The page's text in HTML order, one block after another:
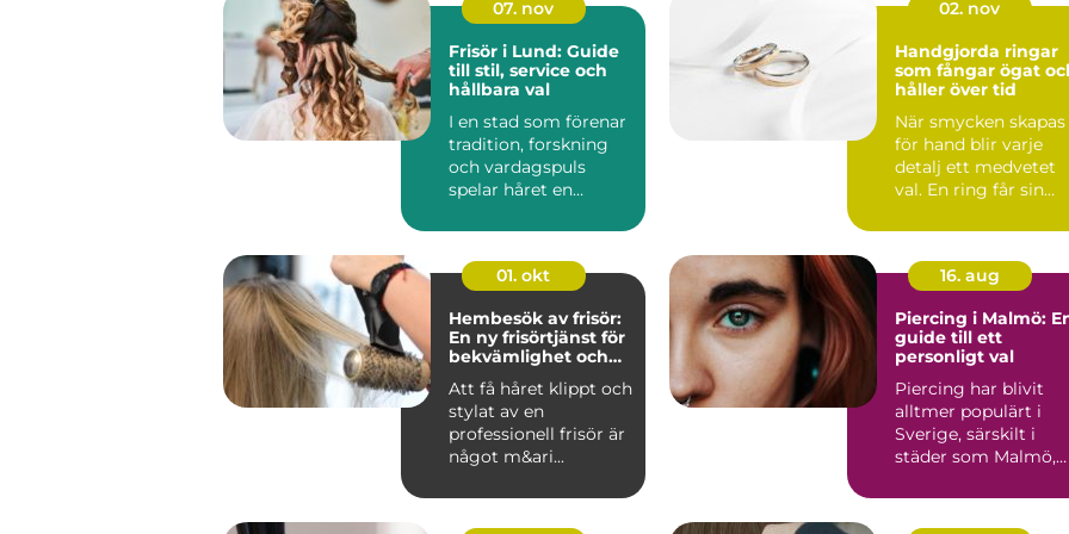
07. nov
Frisör i Lund: Guide
till stil, service och
hållbara val
I en stad som förenar
tradition, forskning
och vardagspuls
spelar håret en
02. nov
Handgjorda ringar
som fångar ögat
håller över tid
När smycken skapas
för hand blir varje
detalj ett medvetet
val. En ring får sin
01. okt
Hembesök av frisör:
En ny frisörtjänst för
bekvämlighet och
Att få håret klippt och
stylat av en
professionell frisör är
något m&ari...
16. aug
Piercing i Malmö:
guide till ett
personligt val
Piercing har blivit
alltmer populärt i
Sverige, särskilt i
städer som Malmö,